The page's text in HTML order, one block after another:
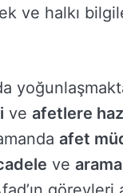
ve halkı
ve afetlere
afet
ve